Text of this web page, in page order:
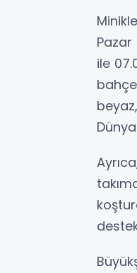
Pazar
ile